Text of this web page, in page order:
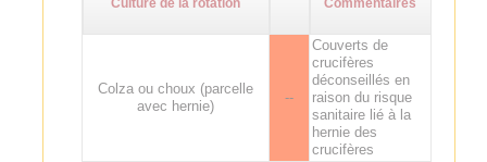
Colza ou choux (parcelle
avec hernie)
--
Couverts de
crucifères
déconseillés en
raison du risque
sanitaire lié à la
hernie des
crucifères